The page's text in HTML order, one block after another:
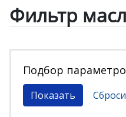
Фильтр
Подбор